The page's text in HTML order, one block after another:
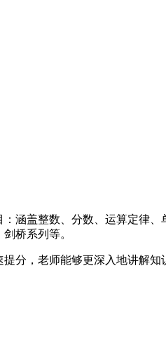
涵盖整数、分数、运算定律
桥系列等。
分，老师能够更深入地讲解